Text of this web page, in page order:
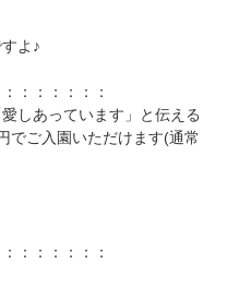
よ♪
：：：：：：
しあっています」と伝える
でご入園いただけます(通常
：：：：：：